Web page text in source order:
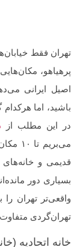
تهران فقط
پرهیاهو،
اصیل ایرانی
باشید، اما
در این مطلب از
قدیمی و خانه‌های
بسیاری دور
واقعی‌تر تهران
تهران‌گردی
خانه اتحادیه